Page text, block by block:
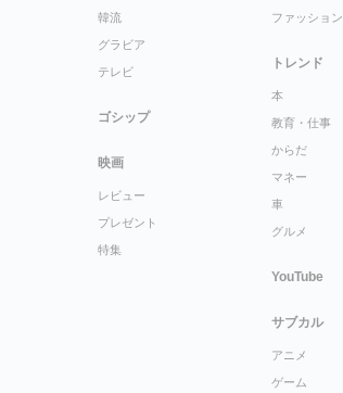
韓流
グラビア
テレビ
ゴシップ
映画
レビュー
プレゼント
特集
ファッション
トレンド
本
教育・仕事
からだ
マネー
車
グルメ
YouTube
サブカル
アニメ
ゲーム